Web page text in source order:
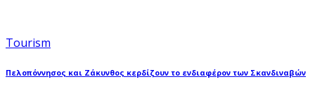
Tourism
Πελοπόννησος και Ζάκυνθος κερδίζουν το ενδιαφέρον των Σκανδιναβών